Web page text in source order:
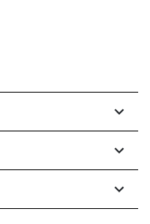
keyboard_arrow_down
keyboard_arrow_down
keyboard_arrow_down